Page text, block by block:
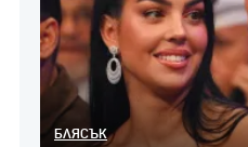
БЛЯСЪК